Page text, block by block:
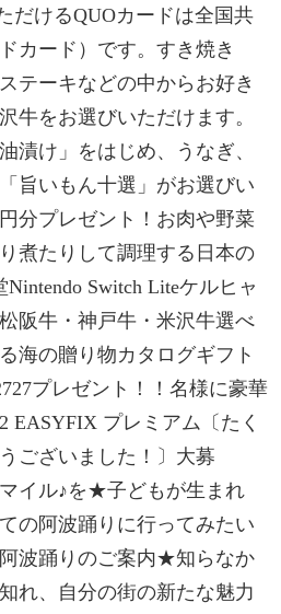
だけるQUOカードは全国共
カード）です。すき焼き
テーキなどの中からお好き
牛をお選びいただけます。
漬け」をはじめ、うなぎ、
旨いもん十選」がお選びい
分プレゼント！お肉や野菜
煮たりして調理する日本の
Switch Liteケルヒャ
阪牛・神戸牛・米沢牛選べ
海の贈り物カタログギフト
プレゼント！！名様に豪華
EASYFIX プレミアム〔たく
ございました！〕大募
イル♪を★子どもが生まれ
の阿波踊りに行ってみたい
波踊りのご案内★知らなか
れ、自分の街の新たな魅力